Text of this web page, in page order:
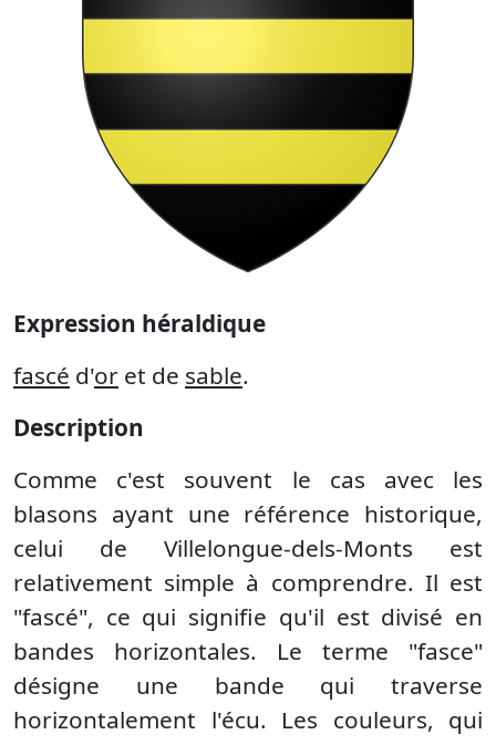
Expression héraldique
fascé d'or et de sable.
Description
Comme c'est souvent le cas avec les
blasons ayant une référence historique,
celui de Villelongue-dels-Monts est
relativement simple à comprendre. Il est
"fascé", ce qui signifie qu'il est divisé en
bandes horizontales. Le terme "fasce"
désigne une bande qui traverse
horizontalement l'écu. Les couleurs, qui